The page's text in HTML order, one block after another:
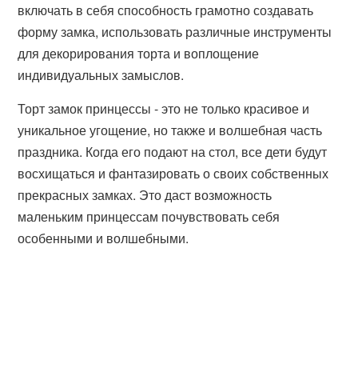
включать в себя способность грамотно создавать
форму замка, использовать различные инструменты
для декорирования торта и воплощение
индивидуальных замыслов.
Торт замок принцессы - это не только красивое и
уникальное угощение, но также и волшебная часть
праздника. Когда его подают на стол, все дети будут
восхищаться и фантазировать о своих собственных
прекрасных замках. Это даст возможность
маленьким принцессам почувствовать себя
особенными и волшебными.